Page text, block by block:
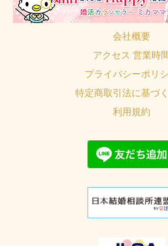
会社概要
アクセス 営業時
プライバシーポリ
特定商取引法に基づ
利用規約